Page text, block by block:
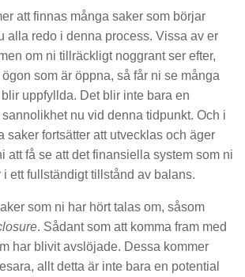
att finnas många saker som börjar
alla redo i denna process. Vissa av er
om ni tillräckligt noggrant ser efter,
som är öppna, så får ni se många
uppfyllda. Det blir inte bara en
nu vid denna tidpunkt. Och i
saker fortsätter att utvecklas och äger
att få se att det finansiella system som ni
i ett fullständigt tillstånd av balans.
som ni har hört talas om, såsom
. Sådant som att komma fram med
har blivit avslöjade. Dessa kommer
allt detta är inte bara en potential